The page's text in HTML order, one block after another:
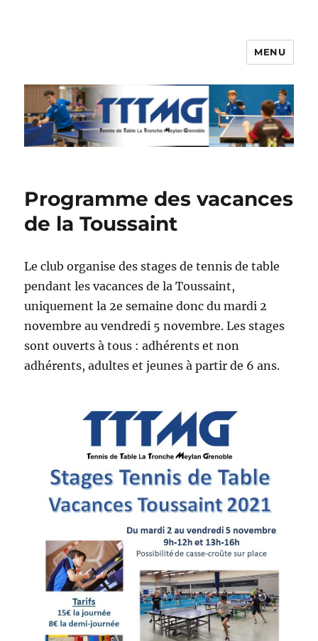
MENU
Programme des vacances
de la Toussaint
Le club organise des stages de tennis de table
pendant les vacances de la Toussaint,
uniquement la 2e semaine donc du mardi 2
novembre au vendredi 5 novembre. Les stages
sont ouverts à tous : adhérents et non
adhérents, adultes et jeunes à partir de 6 ans.